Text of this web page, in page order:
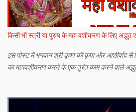
किसी भी स्त्री या पुरुष के महा वशीकरण के लिए अद्भुत
इस पोस्ट में भगवान श्री कृष्ण की कृपा और आशीर्वाद से
का महावशीकरण करने के एक तुरंत काम करने वाले